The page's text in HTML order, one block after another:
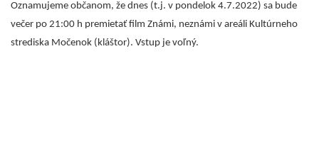
Oznamujeme občanom, že dnes (t.j. v pondelok 4.7.2022) sa bude
večer po 21:00 h premietať film Známi, neznámi v areáli Kultúrneho
strediska Močenok (kláštor). Vstup je voľný.